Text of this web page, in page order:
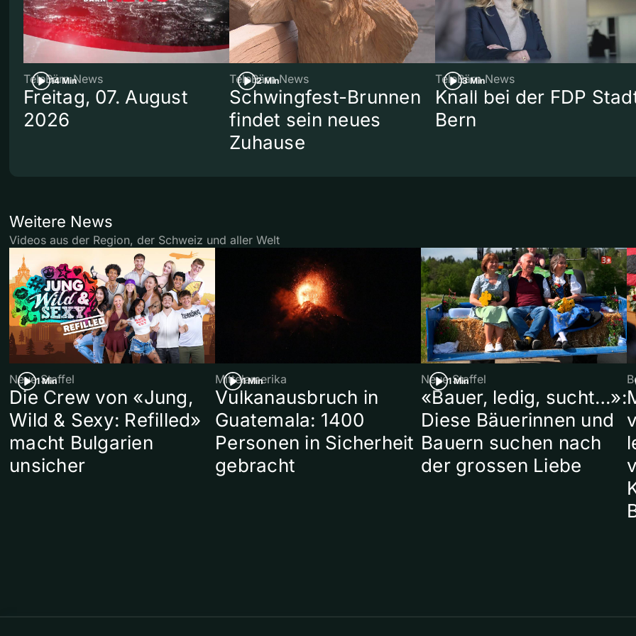
14 Min
TeleBärn News
Freitag, 07. August
2026
2 Min
TeleBärn News
Schwingfest-Brunnen
findet sein neues
Zuhause
3 Min
TeleBärn News
Knall bei der FDP
Bern
Weitere News
Videos aus der Region, der Schweiz und aller Welt
1 Min
Neue Staffel
Die Crew von «Jung,
Wild & Sexy: Refilled»
macht Bulgarien
unsicher
1 Min
Mittelamerika
Vulkanausbruch in
Guatemala: 1400
Personen in Sicherheit
gebracht
1 Min
Neue Staffel
«Bauer, ledig, sucht…»:
Diese Bäuerinnen und
Bauern suchen nach
der grossen Liebe